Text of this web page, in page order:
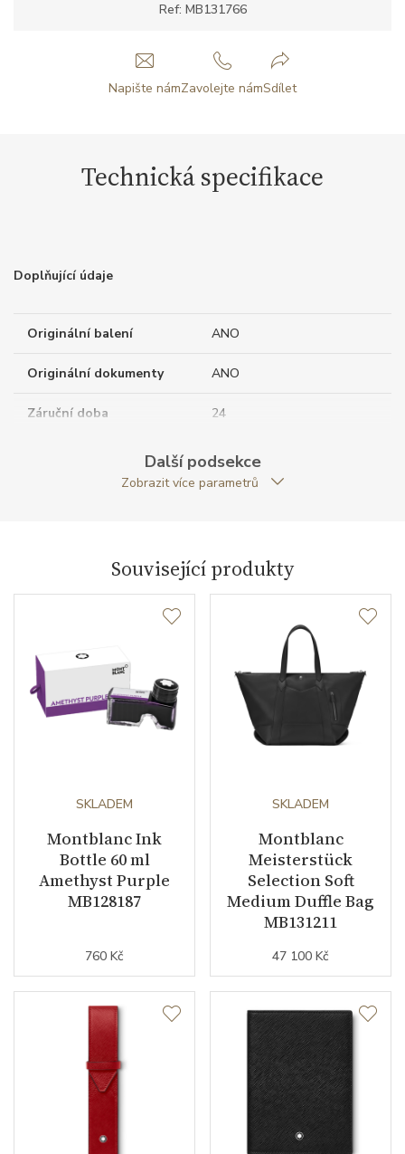
Ref: MB131766
Napište námZavolejte námSdílet
Technická specifikace
Doplňující údaje
Originální balení ANO
Originální dokumenty ANO
Záruční doba
24
Extreme 3.0
Další podsekce
Zobrazit více parametrů
Související produkty
SKLADEM
Montblanc Ink
Bottle 60 ml
Amethyst Purple
MB128187
760 Kč
SKLADEM
Montblanc
Meisterstück
Selection Soft
Medium Duffle Bag
MB131211
47 100 Kč